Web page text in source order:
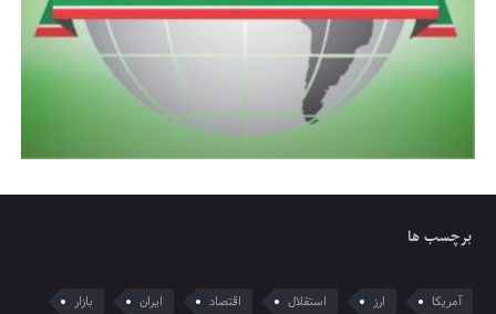
برچسب ها
آمریکا ارز استقلال اقتصاد ایران
بازار